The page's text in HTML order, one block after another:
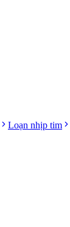
Loạn nhịp tim